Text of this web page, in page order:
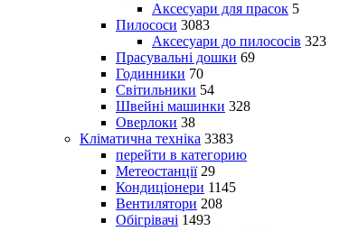
Аксесуари для прасок 5
Пилососи 3083
Аксесуари до пилососів 323
Прасувальні дошки 69
Годинники 70
Світильники 54
Швейні машинки 328
Оверлоки 38
Кліматична техніка 3383
перейти в категорию
Метеостанції 29
Кондиціонери 1145
Вентилятори 208
Обігрівачі 1493